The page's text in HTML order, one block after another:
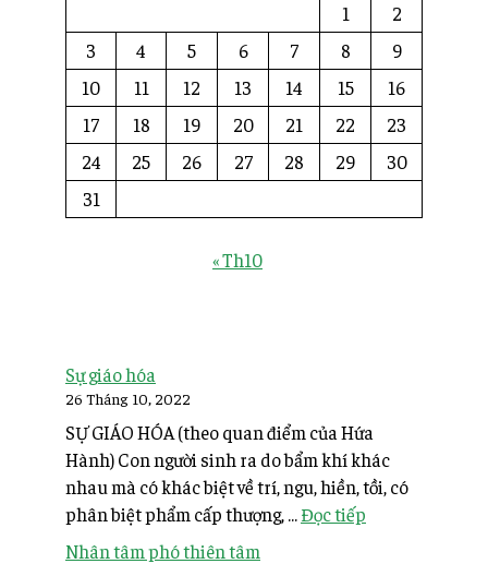
1
2
3
4 5 6 7 8
9
10
11 12 13 14 15
16
17
18 19 20 21 22
23
24
25 26 27 28 29
30
31
« Th10
Sự giáo hóa
26 Tháng 10, 2022
SỰ GIÁO HÓA (theo quan điểm của Hứa
Hành) Con người sinh ra do bẩm khí khác
nhau mà có khác biệt về trí, ngu, hiền, tồi, có
phân biệt phẩm cấp thượng, ...Đọc tiếp
Nhân tâm phó thiên tâm